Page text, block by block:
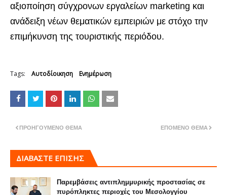
αξιοποίηση σύγχρονων εργαλείων marketing και
ανάδειξη νέων θεματικών εμπειριών με στόχο την
επιμήκυνση της τουριστικής περιόδου.
Tags: Αυτοδίοικηση Ενημέρωση
ΕΠΌΜΕΝΟ ΘΈΜΑ
ΠΡΟΗΓΟΎΜΕΝΟ ΘΈΜΑ
ΔΙΑΒΑΣΤΕ ΕΠΙΣΗΣ
Παρεμβάσεις αντιπλημμυρικής προστασίας σε
πυρόπληκτες περιοχές του Μεσολογγίου